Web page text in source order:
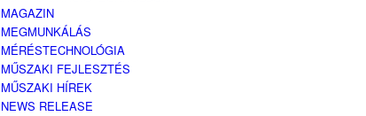
MAGAZIN
MEGMUNKÁLÁS
MÉRÉSTECHNOLÓGIA
MŰSZAKI FEJLESZTÉS
MŰSZAKI HÍREK
NEWS RELEASE